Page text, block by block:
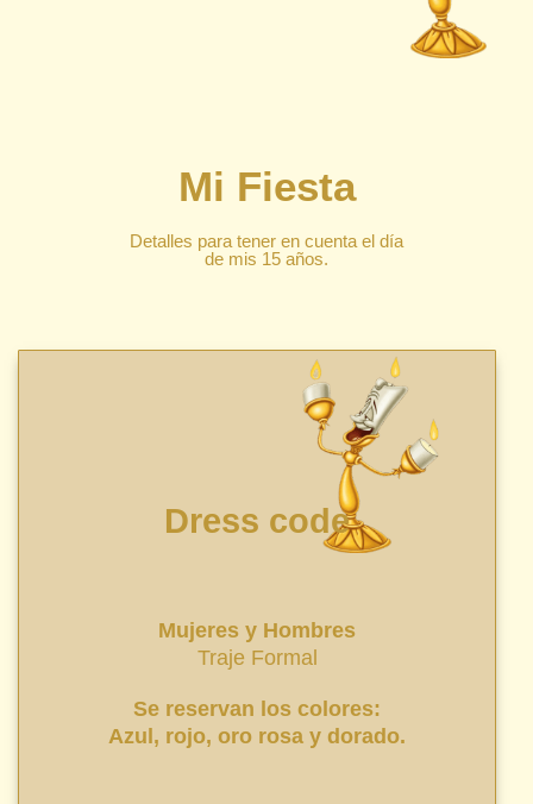
Mi Fiesta
Detalles para tener en cuenta el día
de mis 15 años.
Dress code
Mujeres y Hombres
Traje Formal
Se reservan los colores:
Azul, rojo, oro rosa y dorado.